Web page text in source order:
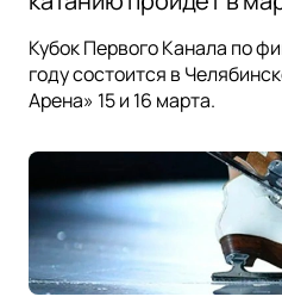
Кубок Первого Канала по
году состоится в
Арена» 15 и 16 марта.